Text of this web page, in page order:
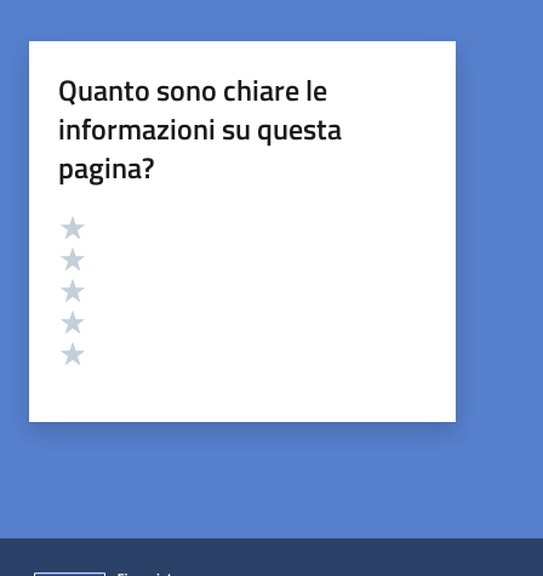
Quanto sono chiare le
informazioni su questa
pagina?
Valutazione